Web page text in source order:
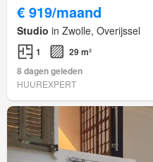
€ 919/maand
Studio in Zwolle, Overijssel
1
29 m²
8 dagen geleden
HUUREXPERT